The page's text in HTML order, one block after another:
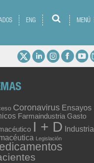
ENG MENÚ
Coronavirus Ensayos
Farmaindustria Gasto
I + D Industria
Legislación